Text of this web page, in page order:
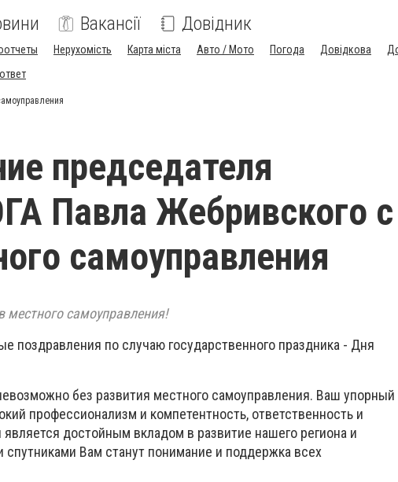
Вакансії Довідник
Нерухомість Карта міста Авто / Мото Погода Довідкова
председателя
Павла Жебривского с
самоуправления
самоуправления!
поздравления по случаю государственного праздника - Дня
без развития местного самоуправления. Ваш упорный
профессионализм и компетентность, ответственность и
является достойным вкладом в развитие нашего региона и
Вам станут понимание и поддержка всех